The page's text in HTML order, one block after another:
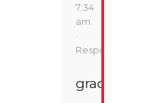
7:34
am
·
Responder
gracias